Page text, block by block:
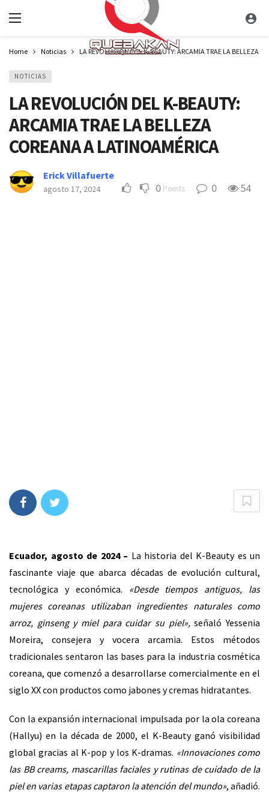
Home Noticias LA REVOLUCIÓN DEL K-BEAUTY: ARCAMIA TRAE LA BELLEZA
NOTICIAS
LA REVOLUCIÓN DEL K-BEAUTY:
ARCAMIA TRAE LA BELLEZA
COREANA A LATINOAMÉRICA
Erick Villafuerte
agosto 17, 2024 0 Points 0 54
Ecuador, agosto de 2024 – La historia del K-Beauty es un
fascinante viaje que abarca décadas de evolución cultural,
tecnológica y económica. «Desde tiempos antiguos, las
mujeres coreanas utilizaban ingredientes naturales como
arroz, ginseng y miel para cuidar su piel»,señaló Yessenia
Moreira, consejera y vocera arcamia. Estos métodos
tradicionales sentaron las bases para la industria cosmética
coreana, que comenzó a desarrollarse comercialmente en el
siglo XX con productos como jabones y cremas hidratantes.
Con la expansión internacional impulsada por la ola coreana
(Hallyu) en la década de 2000, el K-Beauty ganó visibilidad
global gracias al K-pop y los K-dramas. «Innovaciones como
las BB creams, mascarillas faciales y rutinas de cuidado de la
piel en varias etapas captaron la atención del mundo», añadió.